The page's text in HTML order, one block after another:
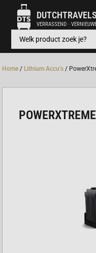
VERRASSEND ·
Home / Lithium Accu's /